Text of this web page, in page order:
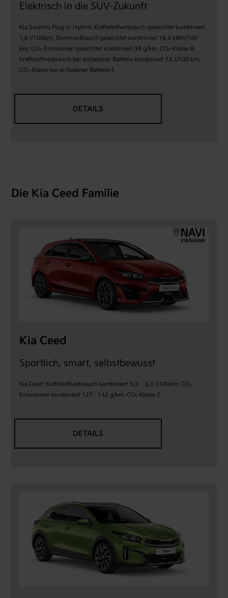
Elektrisch in die SUV-Zukunft
Kia Sorento Plug-in Hybrid: Kraftstoffverbrauch gewichtet kombiniert
1,6 l/100km; Stromverbrauch gewichtet kombiniert 18,4 kWh/100
km; CO₂-Emissionen gewichtet kombiniert 38 g/km. CO₂-Klasse B.
Kraftstoffverbrauch bei entladener Batterie kombiniert 7,6 l/100 km;
CO₂-Klasse bei entladener Batterie F.
DETAILS
Die Kia Ceed Familie
Kia Ceed
Sportlich, smart, selbstbewusst
Kia Ceed: Kraftstoffverbrauch kombiniert 5,3 – 6,3 l/100km; CO₂-
Emissionen kombiniert 127– 142 g/km. CO₂-Klasse E.
DETAILS